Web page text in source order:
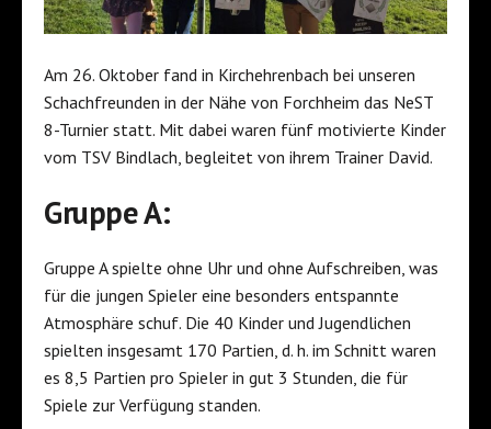
Am 26. Oktober fand in Kirchehrenbach bei unseren
Schachfreunden in der Nähe von Forchheim das NeST
8-Turnier statt. Mit dabei waren fünf motivierte Kinder
vom TSV Bindlach, begleitet von ihrem Trainer David.
Gruppe A:
Gruppe A spielte ohne Uhr und ohne Aufschreiben, was
für die jungen Spieler eine besonders entspannte
Atmosphäre schuf. Die 40 Kinder und Jugendlichen
spielten insgesamt 170 Partien, d. h. im Schnitt waren
es 8,5 Partien pro Spieler in gut 3 Stunden, die für
Spiele zur Verfügung standen.